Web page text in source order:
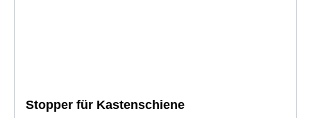
Stopper für Kastenschiene